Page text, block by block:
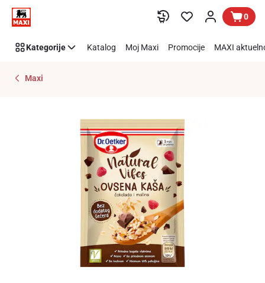
Preskoči link 0
Kategorije Katalog Moj Maxi Promocije MAXI
Maxi